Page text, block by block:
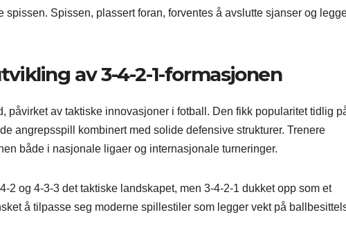
Spissen, plassert foran, forventes å avslutte sjanser og
av 3-4-2-1-formasjonen
påvirket av taktiske innovasjoner i fotball. Den fikk popularitet tidlig
angrepsspill kombinert med solide defensive strukturer. Trenere
både i nasjonale ligaer og internasjonale turneringer.
2 og 4-3-3 det taktiske landskapet, men 3-4-2-1 dukket opp som et
å tilpasse seg moderne spillestiler som legger vekt på